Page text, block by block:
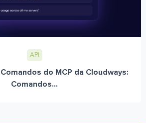
API
do MCP da Cloudways:
Comandos...